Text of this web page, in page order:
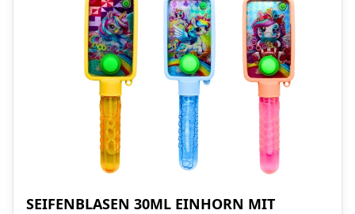
SEIFENBLASEN 30ML EINHORN MIT